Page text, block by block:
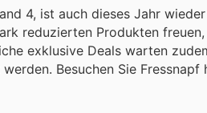
4, ist auch dieses Jahr
reduzierten Produkten
exklusive Deals warten
Besuchen Sie